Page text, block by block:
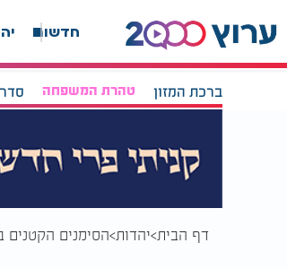
חדשות
ברכת המזון טהרת המשפחה
דף הבית יהדות הסימנים